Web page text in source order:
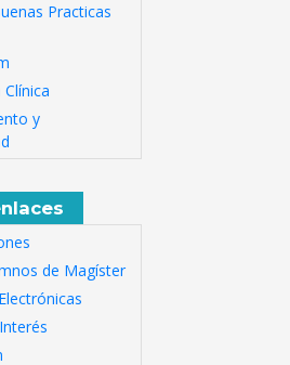
Practicas
y
de Magíster